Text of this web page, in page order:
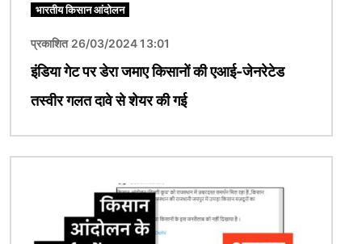
भारतीय किसान आंदोलन
प्रकाशित 26/03/2024 13:01
इंडिया गेट पर डेरा जमाए किसानों की एआई-जेनरेटेड
तस्वीर गलत दावे से शेयर की गई